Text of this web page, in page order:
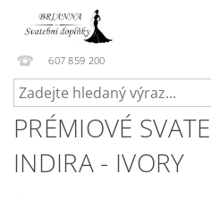
607 859 200
PRÉMIOVÉ
INDIRA - IVORY